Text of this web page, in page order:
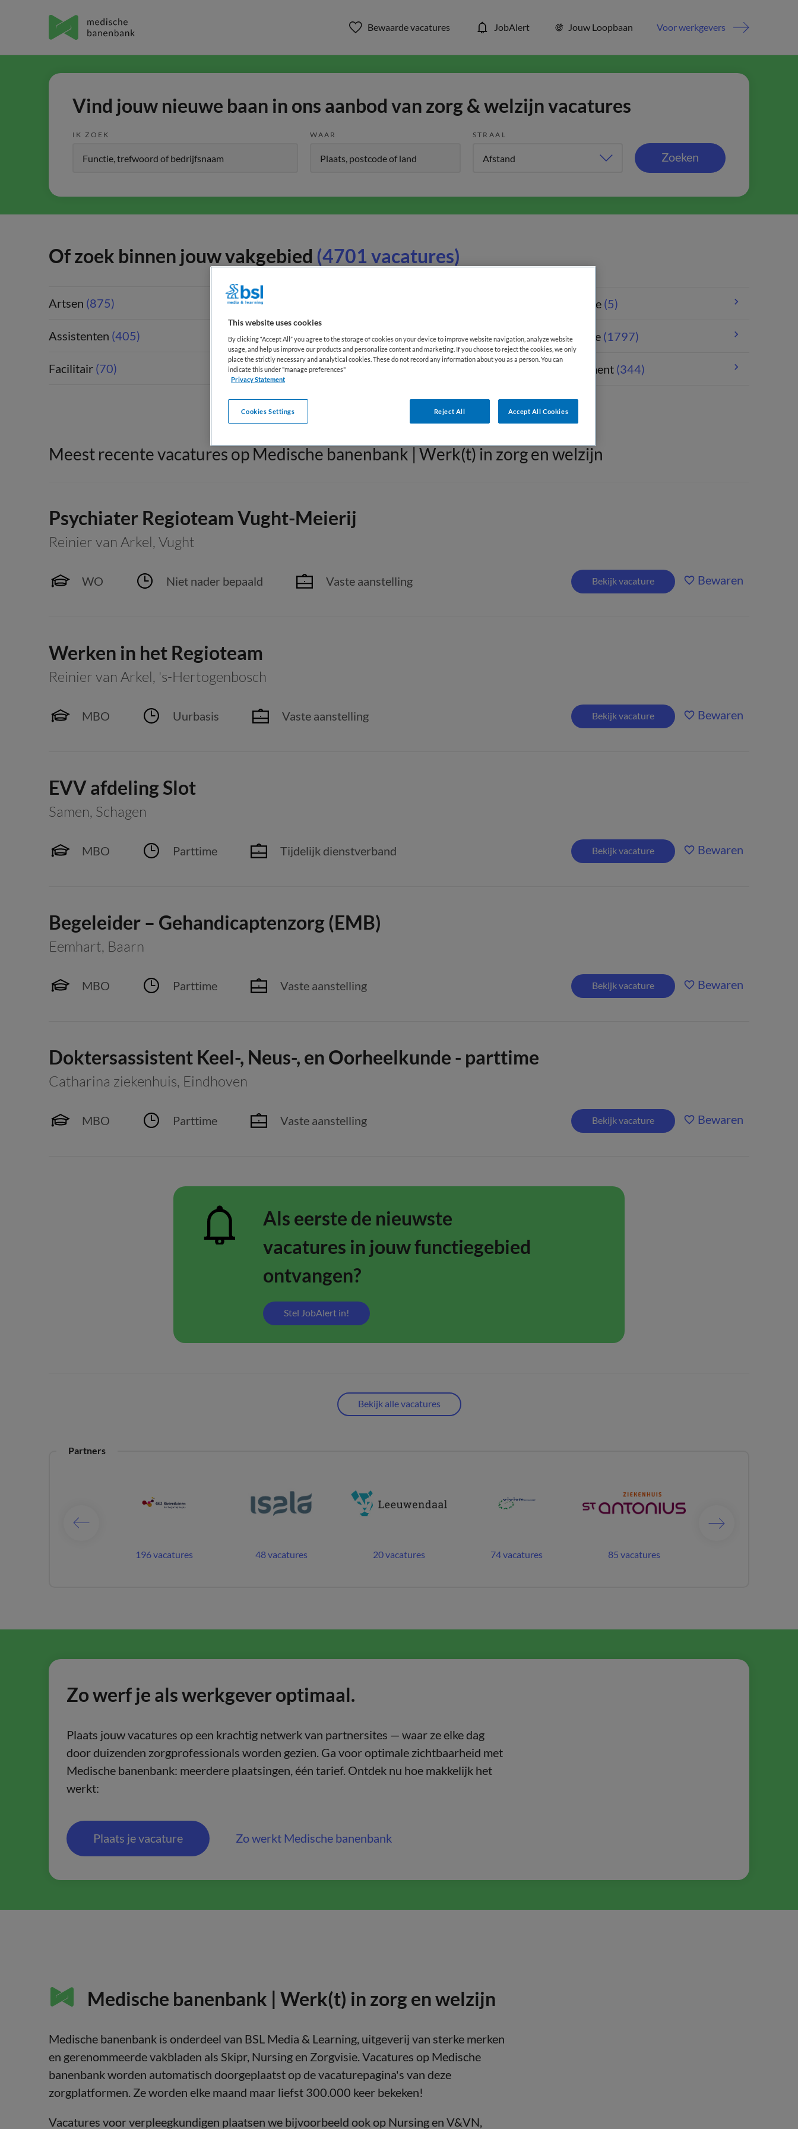
Bewaarde vacatures JobAlert Jouw Loopbaan Voor werkgevers
Vind jouw nieuwe baan in ons aanbod van zorg & welzijn vacatures
IK ZOEK WAAR STRAAL
Zoeken
Of zoek binnen jouw vakgebied (4701 vacatures)
Artsen (875)
Assistenten (405)
Facilitair (70)
Onderzoeker (15)
Paramedici
Tandheelkunde (5)
Verpleegkunde (1797)
Zorgmanagement (344)
Meest recente vacatures op Medische banenbank | Werk(t) in zorg en welzijn
Psychiater Regioteam Vught-Meierij
Reinier van Arkel, Vught
WO Niet nader bepaald Vaste aanstelling Bekijk vacature Bewaren
Werken in het Regioteam
Reinier van Arkel, 's-Hertogenbosch
MBO Uurbasis Vaste aanstelling Bekijk vacature Bewaren
EVV afdeling Slot
Samen, Schagen
MBO Parttime Tijdelijk dienstverband Bekijk vacature Bewaren
Begeleider – Gehandicaptenzorg (EMB)
Eemhart, Baarn
MBO Parttime Vaste aanstelling Bekijk vacature Bewaren
Doktersassistent Keel-, Neus-, en Oorheelkunde - parttime
Catharina ziekenhuis, Eindhoven
MBO Parttime Vaste aanstelling Bekijk vacature Bewaren
Als eerste de nieuwste
vacatures in jouw functiegebied
ontvangen?
Stel JobAlert in!
Bekijk alle vacatures
Partners
196 vacatures 48 vacatures 20 vacatures 74 vacatures 85 vacatures
Zo werf je als werkgever optimaal.
Plaats jouw vacatures op een krachtig netwerk van partnersites — waar ze elke dag
door duizenden zorgprofessionals worden gezien. Ga voor optimale zichtbaarheid met
Medische banenbank: meerdere plaatsingen, één tarief. Ontdek nu hoe makkelijk het
werkt:
Plaats je vacature Zo werkt Medische banenbank
Medische banenbank | Werk(t) in zorg en welzijn
Medische banenbank is onderdeel van BSL Media & Learning, uitgeverij van sterke merken
en gerenommeerde vakbladen als Skipr, Nursing en Zorgvisie. Vacatures op Medische
banenbank worden automatisch doorgeplaatst op de vacaturepagina's van deze
zorgplatformen. Ze worden elke maand maar liefst 300.000 keer bekeken!
Vacatures voor verpleegkundigen plaatsen we bijvoorbeeld ook op Nursing en V&VN,
This website uses cookies
By clicking “Accept All” you agree to the storage of cookies on your device to improve website navigation, analyze website
usage, and help us improve our products and personalize content and marketing. If you choose to reject the cookies, we only
place the strictly necessary and analytical cookies. These do not record any information about you as a person. You can
indicate this under "manage preferences"
Privacy Statement
Reject All Accept All Cookies
Cookies Settings